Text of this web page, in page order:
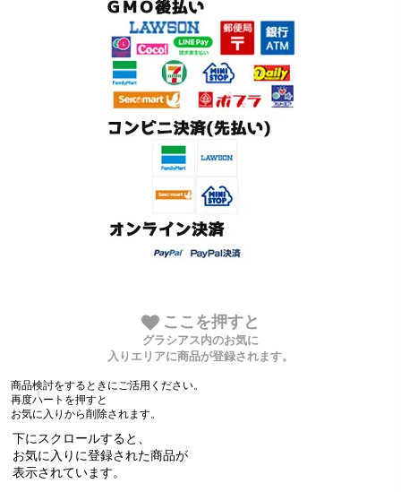
ここを押すと
グラシアス内のお気に
入りエリアに商品が登録されます。
商品検討をするときにご活用ください。
再度ハートを押すと
お気に入りから削除されます。
下にスクロールすると、
お気に入りに登録された商品が
表示されています。